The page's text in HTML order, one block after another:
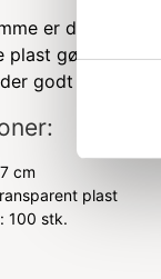
er designet
plast gør det
godt fast på
cm
plast
100 stk.